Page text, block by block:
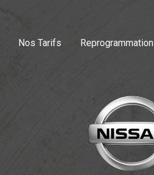
Nos Tarifs Reprogrammation